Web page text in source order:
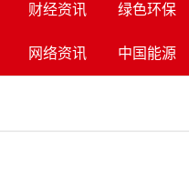
财经资讯 绿色环保
网络资讯 中国能源